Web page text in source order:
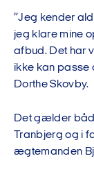
”Jeg kender
jeg klare mine
afbud. Det har
ikke kan passe
Dorthe Skovby.
Det gælder
Tranbjerg og i
ægtemanden